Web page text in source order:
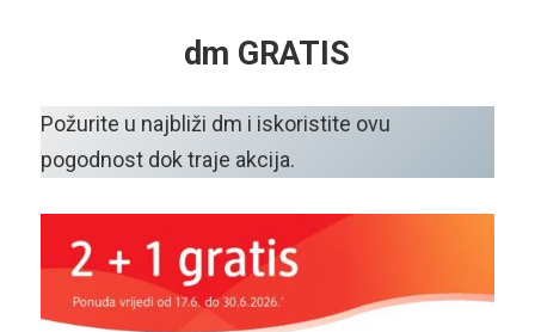
dm GRATIS
Požurite u najbliži dm i iskoristite ovu
pogodnost dok traje akcija.